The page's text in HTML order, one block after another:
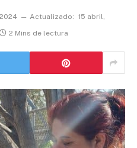
Actualizado: 15 abril,
2 Mins de lectura